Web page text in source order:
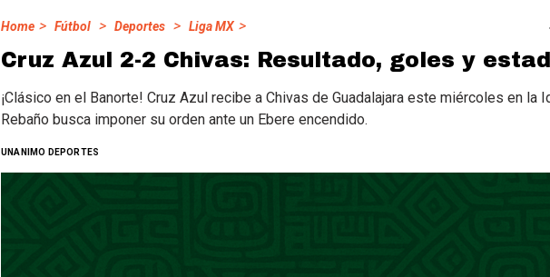
Home > Fútbol > Deportes > Liga MX >
Cruz Azul 2-2 Chivas: Resultado, goles y
¡Clásico en el Banorte! Cruz Azul recibe a Chivas de Guadalajara este miércoles en la
Rebaño busca imponer su orden ante un Ebere encendido.
UNANIMO DEPORTES